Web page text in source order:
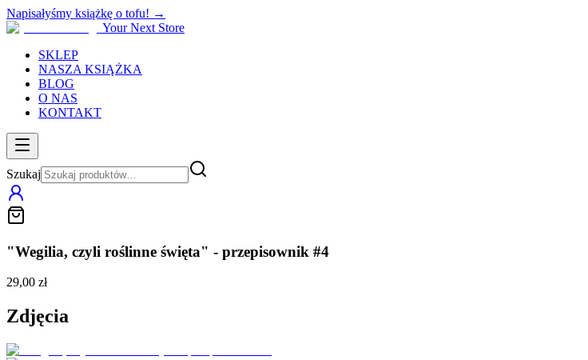
Napisałyśmy książkę o tofu! →
Your Next Store
SKLEP
NASZA KSIĄŻKA
BLOG
O NAS
KONTAKT
Szukaj
"Wegilia, czyli roślinne święta" - przepisownik #4
29,00 zł
Zdjęcia